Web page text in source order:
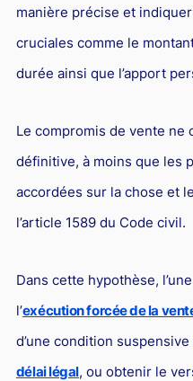
Droit du sport
manière précise et
cruciales comme le
durée ainsi que l’apport
Le compromis de vente ne
définitive, à moins que les
accordées sur la chose et
l’article 1589 du Code civil.
Dans cette hypothèse,
l’exécution forcée de la
d’une condition suspensive
délai légal, ou obtenir le